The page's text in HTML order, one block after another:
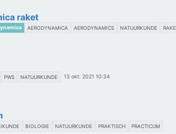
raket
AERODYNAMICA AERODYNAMICS NATUURKUNDE
PWS NATUURKUNDE 13 okt. 2021 10:34
BIOLOGIE NATUURKUNDE PRAKTISCH PRACTICUM